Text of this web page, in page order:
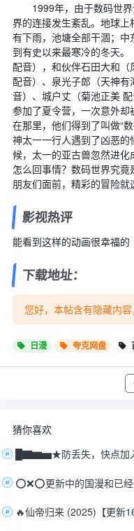
1999年，由于数码世界
界的连接发生紊乱。地球
有下雨，池塘全部干涸；
到有史以来最寒冷的冬天
配音），和伙伴石田大和
配音）、泉光子郎（天神
音）、城户丈（菊池正美
参加了夏令营，一次意外却
在那里，他们得到了叫做“
神太一一行人遇到了凶恶
候，太一的亚古兽忽然进
怎么回事情？数码世界究
朋友们面前，精彩的冒险
影视热评
能看到这样的动画很幸福的
下载地址：
您好，本帖含有隐藏内
日漫 夸克网盘
猜你喜欢